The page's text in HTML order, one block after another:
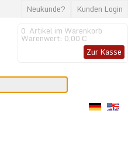
Kunden Login
Neukunde?
0 Artikel im Warenkorb
Warenwert: 0,00 €
Zur Kasse